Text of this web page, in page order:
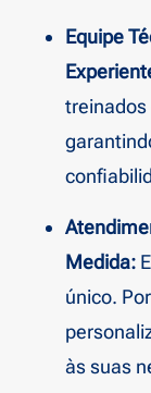
Equipe
treinados
Medida:
único.
às suas